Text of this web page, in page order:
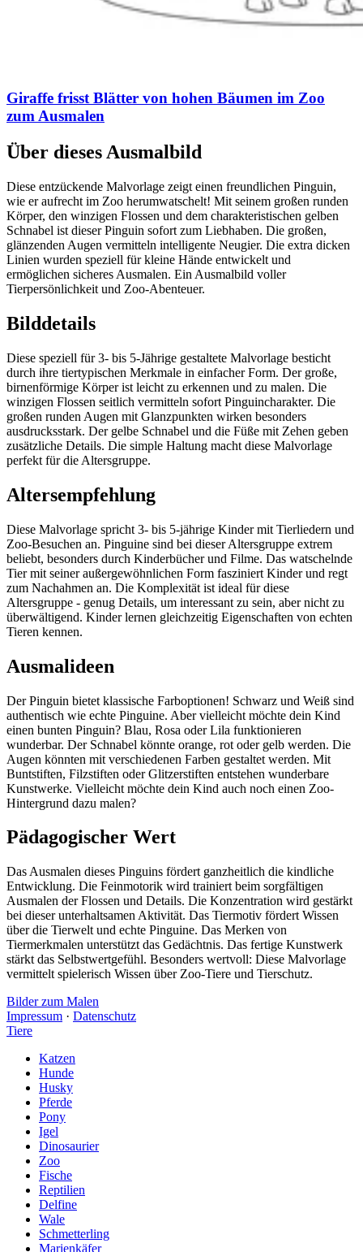
Giraffe frisst Blätter von hohen Bäumen im Zoo
zum Ausmalen
Über dieses Ausmalbild
Diese entzückende Malvorlage zeigt einen freundlichen Pinguin,
wie er aufrecht im Zoo herumwatschelt! Mit seinem großen runden
Körper, den winzigen Flossen und dem charakteristischen gelben
Schnabel ist dieser Pinguin sofort zum Liebhaben. Die großen,
glänzenden Augen vermitteln intelligente Neugier. Die extra dicken
Linien wurden speziell für kleine Hände entwickelt und
ermöglichen sicheres Ausmalen. Ein Ausmalbild voller
Tierpersönlichkeit und Zoo-Abenteuer.
Bilddetails
Diese speziell für 3- bis 5-Jährige gestaltete Malvorlage besticht
durch ihre tiertypischen Merkmale in einfacher Form. Der große,
birnenförmige Körper ist leicht zu erkennen und zu malen. Die
winzigen Flossen seitlich vermitteln sofort Pinguincharakter. Die
großen runden Augen mit Glanzpunkten wirken besonders
ausdrucksstark. Der gelbe Schnabel und die Füße mit Zehen geben
zusätzliche Details. Die simple Haltung macht diese Malvorlage
perfekt für die Altersgruppe.
Altersempfehlung
Diese Malvorlage spricht 3- bis 5-jährige Kinder mit Tierliedern und
Zoo-Besuchen an. Pinguine sind bei dieser Altersgruppe extrem
beliebt, besonders durch Kinderbücher und Filme. Das watschelnde
Tier mit seiner außergewöhnlichen Form fasziniert Kinder und regt
zum Nachahmen an. Die Komplexität ist ideal für diese
Altersgruppe - genug Details, um interessant zu sein, aber nicht zu
überwältigend. Kinder lernen gleichzeitig Eigenschaften von echten
Tieren kennen.
Ausmalideen
Der Pinguin bietet klassische Farboptionen! Schwarz und Weiß sind
authentisch wie echte Pinguine. Aber vielleicht möchte dein Kind
einen bunten Pinguin? Blau, Rosa oder Lila funktionieren
wunderbar. Der Schnabel könnte orange, rot oder gelb werden. Die
Augen könnten mit verschiedenen Farben gestaltet werden. Mit
Buntstiften, Filzstiften oder Glitzerstiften entstehen wunderbare
Kunstwerke. Vielleicht möchte dein Kind auch noch einen Zoo-
Hintergrund dazu malen?
Pädagogischer Wert
Das Ausmalen dieses Pinguins fördert ganzheitlich die kindliche
Entwicklung. Die Feinmotorik wird trainiert beim sorgfältigen
Ausmalen der Flossen und Details. Die Konzentration wird gestärkt
bei dieser unterhaltsamen Aktivität. Das Tiermotiv fördert Wissen
über die Tierwelt und echte Pinguine. Das Merken von
Tiermerkmalen unterstützt das Gedächtnis. Das fertige Kunstwerk
stärkt das Selbstwertgefühl. Besonders wertvoll: Diese Malvorlage
vermittelt spielerisch Wissen über Zoo-Tiere und Tierschutz.
Bilder zum Malen
Impressum · Datenschutz
Tiere
Katzen
Hunde
Husky
Pferde
Pony
Igel
Dinosaurier
Zoo
Fische
Reptilien
Delfine
Wale
Schmetterling
Marienkäfer